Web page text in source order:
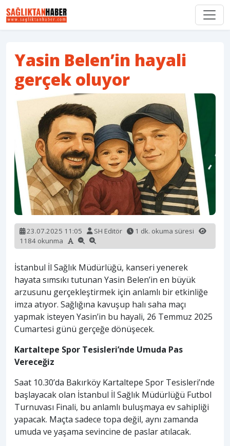
Yasin Belen’in hayali
gerçek oluyor
23.07.2025 11:05 SH Editör
1 dk. okuma süresi
1184 okunma
İstanbul İl Sağlık Müdürlüğü, kanseri yenerek
hayata sımsıkı tutunan Yasin Belen’in en büyük
arzusunu gerçekleştirmek için anlamlı bir etkinliğe
imza atıyor. Sağlığına kavuşup halı saha maçı
yapmak isteyen Yasin’in bu hayali, 26 Temmuz 2025
Cumartesi günü gerçeğe dönüşecek.
Kartaltepe Spor Tesisleri’nde Umuda Pas
Vereceğiz
Saat 10.30’da Bakırköy Kartaltepe Spor Tesisleri’nde
başlayacak olan İstanbul İl Sağlık Müdürlüğü Futbol
Turnuvası Finali, bu anlamlı buluşmaya ev sahipliği
yapacak. Maçta sadece topa değil, aynı zamanda
umuda ve yaşama sevincine de paslar atılacak.